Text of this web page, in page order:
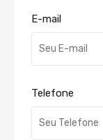
E-mail
Telefone